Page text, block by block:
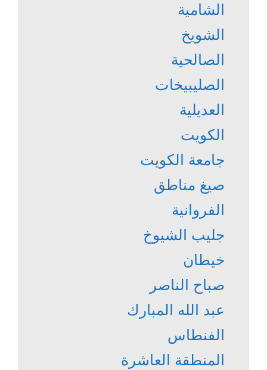
الشامية
الشويخ
الصالحية
الصليبيخات
العديلية
الكويت
جامعة الكويت
صيغ مناطق
الفروانية
جليب الشيوخ
خيطان
صباح الناصر
عبد الله المبارك
الفنطاس
المنطقة العاشرة